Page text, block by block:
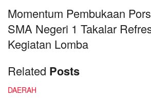
Momentum Pembukaan
SMA Negeri 1 Takalar
Kegiatan Lomba
Related Posts
DAERAH